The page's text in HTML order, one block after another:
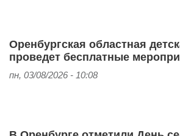
Оренбургская областная
проведет бесплатные
пн, 03/08/2026 - 10:08